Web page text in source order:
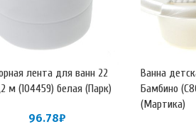
лента для ванн 22
м (104459) белая (Парк)
96.78₽
Ванна
Бамбино
(Мартика)